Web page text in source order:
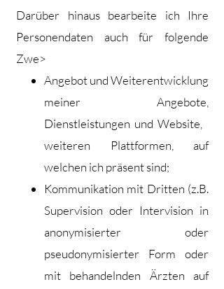
Darüber hinaus bearbeite ich Ihre
Personendaten auch für folgende
Zwe>
Angebot und Weiterentwicklung
meiner Angebote,
Dienstleistungen und Website,
weiteren Plattformen, auf
welchen ich präsent sind;
Kommunikation mit Dritten (z.B.
Supervision oder Intervision in
anonymisierter oder
pseudonymisierter Form oder
mit behandelnden Ärzten auf